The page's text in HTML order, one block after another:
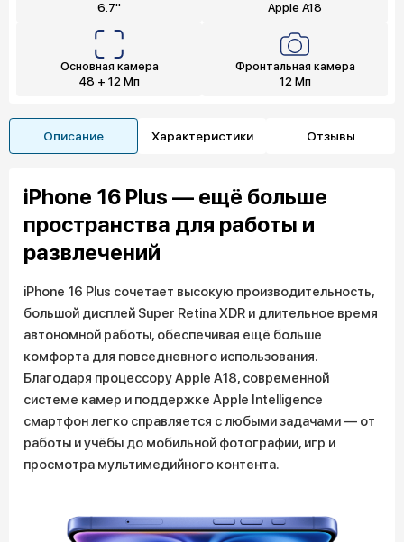
6.7"
Apple A18
Основная камера
48 + 12 Мп
Фронтальная камера
12 Мп
Описание Характеристики Отзывы
iPhone 16 Plus — ещё больше
пространства для работы и
развлечений
iPhone 16 Plus сочетает высокую производительность,
большой дисплей Super Retina XDR и длительное время
автономной работы, обеспечивая ещё больше
комфорта для повседневного использования.
Благодаря процессору Apple A18, современной
системе камер и поддержке Apple Intelligence
смартфон легко справляется с любыми задачами — от
работы и учёбы до мобильной фотографии, игр и
просмотра мультимедийного контента.